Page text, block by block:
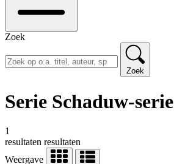
Zoek
Zoek
Serie Schaduw-serie
1
resultaten resultaten
Weergave